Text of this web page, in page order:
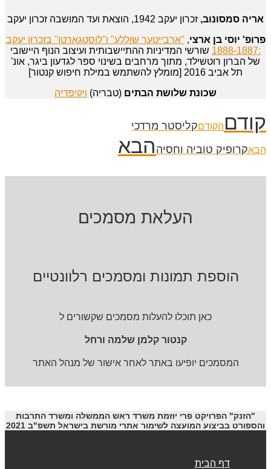
אריה סמסונוב, זכרון יעקב 1942, הוצאת ועד המושבה זכרון יעקב
פרופ' יוסי בן ארצי, "ארבייטער שוללע" ו"לוסטגארטן" בזכרון יעקב
:1888-1887
שורשי המדיניות ההתיישבותית ועיצוב הנוף היישובי
של הברון רוטשילד, מתוך מרחבים בשינוי ספר לגדעון ביגר, אונ'
תל אביב 2016 [מומלץ להשתמש במילת חיפוש קנטור]
שכונת שלושת הבתים (טבריה) ויקיפדיה
קודם הקודםקליסטר מרדכי
הבאקרופיק טוביה וחסיה הבא
העלאת מסמכים
הוספת תמונות ומסמכים רלוונטיים
כאן תוכלו להעלות מסמכים שקשורים ל
קנטור קלמן שלמה ורחל
המסמכים יופיעו באתר לאחר אישור של מנהל האתר
"הזנק" הפרויקט פרי יוזמת משרד ראש הממשלה ומשרד התרבות
והספורט בביצוע המועצה לשימור אתרי מורשת בישראל תשפ"ב 2021
דף הבית